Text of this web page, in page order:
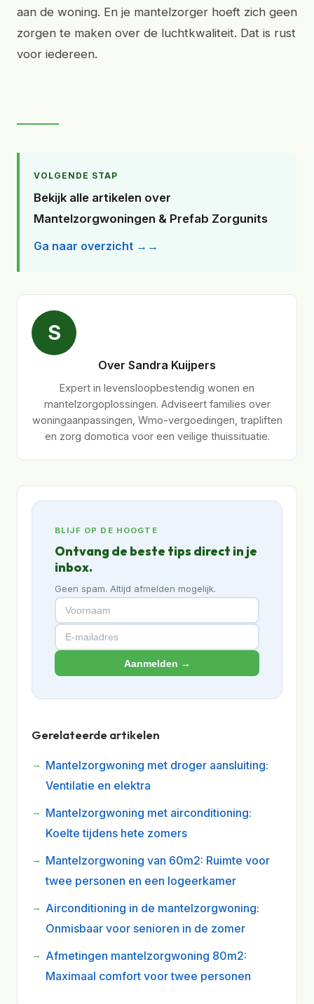
aan de woning. En je mantelzorger hoeft zich geen
zorgen te maken over de luchtkwaliteit. Dat is rust
voor iedereen.
VOLGENDE STAP
Bekijk alle artikelen over
Mantelzorgwoningen & Prefab Zorgunits
Ga naar overzicht →
S
Over Sandra Kuijpers
Expert in levensloopbestendig wonen en
mantelzorgoplossingen. Adviseert families over
woningaanpassingen, Wmo-vergoedingen, trapliften
en zorg domotica voor een veilige thuissituatie.
BLIJF OP DE HOOGTE
Ontvang de beste tips direct in je
inbox.
Geen spam. Altijd afmelden mogelijk.
Aanmelden →
Gerelateerde artikelen
Mantelzorgwoning met droger aansluiting:
Ventilatie en elektra
Mantelzorgwoning met airconditioning:
Koelte tijdens hete zomers
Mantelzorgwoning van 60m2: Ruimte voor
twee personen en een logeerkamer
Airconditioning in de mantelzorgwoning:
Onmisbaar voor senioren in de zomer
Afmetingen mantelzorgwoning 80m2:
Maximaal comfort voor twee personen